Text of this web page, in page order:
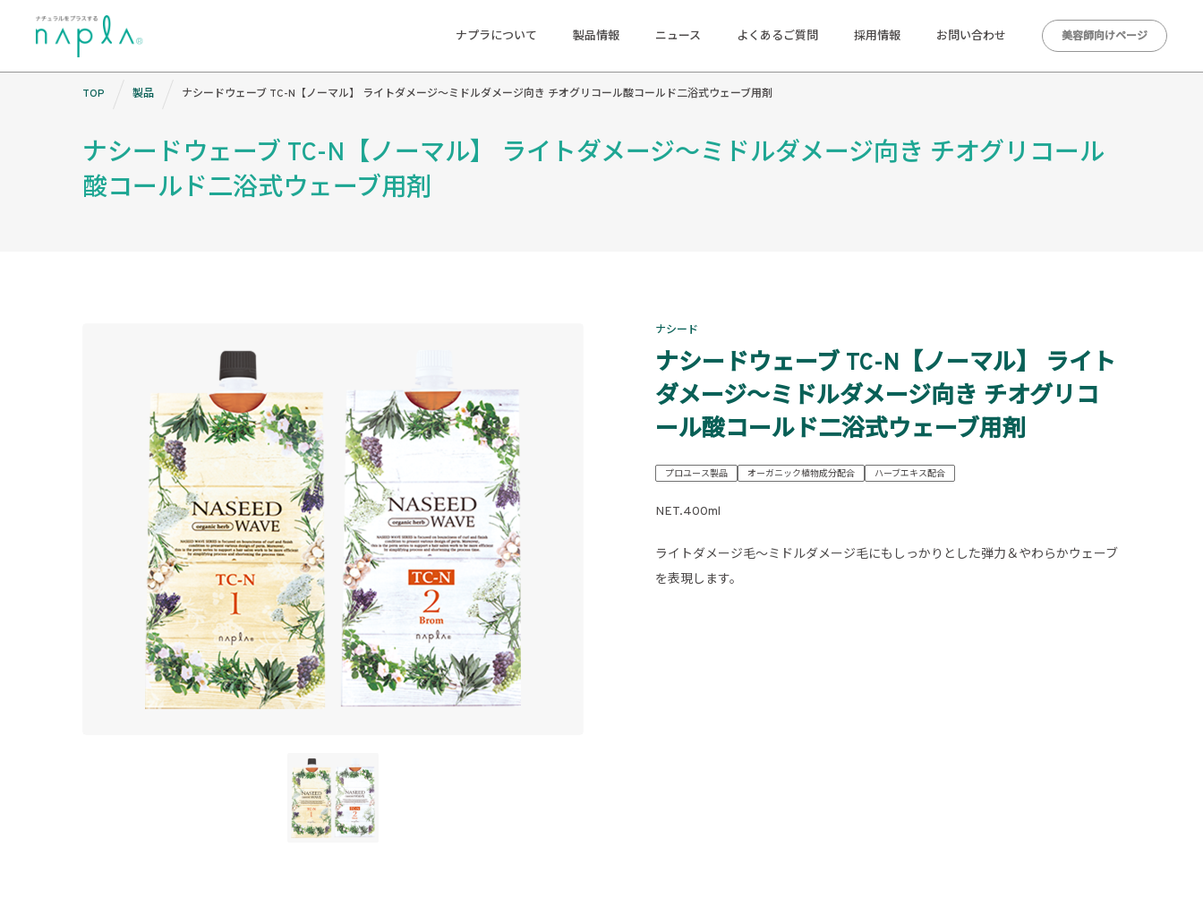
ナプラについて 製品情報 ニュース よくあるご質問 採用情報 お問い合わせ 美容師向けページ
ナシードウェーブ TC-N【ノーマル】 ライトダメージ～ミドルダメージ向き チオグリコール
酸コールド二浴式ウェーブ用剤
ナシード
ナシードウェーブ TC-N【ノーマル】 ライト
ダメージ～ミドルダメージ向き チオグリコ
ール酸コールド二浴式ウェーブ用剤
プロユース製品 オーガニック植物成分配合 ハーブエキス配合
NET.400ml
ライトダメージ毛～ミドルダメージ毛にもしっかりとした弾力＆やわらかウェーブ
を表現します。
TOP 製品 ナシードウェーブ TC-N【ノーマル】 ライトダメージ～ミドルダメージ向き チオグリコール酸コールド二浴式ウェーブ用剤